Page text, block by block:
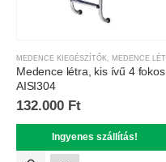
MEDENCE KIEGÉSZÍTŐK MEDENCE LÉTRÁK
Medence létra, kis ívű 4 fokos
AISI304
132.000 Ft
Ingyenes szállítás!